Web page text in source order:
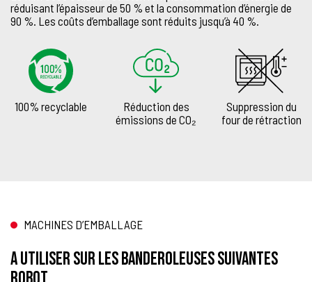
réduisant l’épaisseur de 50 % et la consommation d’énergie de
90 %. Les coûts d’emballage sont réduits jusqu’à 40 %.
100% recyclable
Réduction des
émissions de CO₂
Suppression du
four de rétraction
MACHINES D’EMBALLAGE
A utiliser sur les banderoleuses suivantes